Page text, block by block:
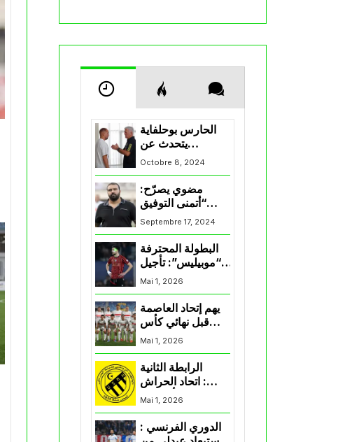
الحارس بوحلفاية
يتحدث عن
طموحاته مع
المنتخب و شباب
قسنطينة
Octobre 8, 2024
مضوي يصرّح:
“أتمنى التوفيق
لممثلي الكرة
الجزائرية في
Septembre 17, 2024
البطولة المحترفة
“موبيليس”: تأجيل
مباراة إتحاد
العاصمة وأتلتيك
بارادو
Mai 1, 2026
يهم إتحاد العاصمة
قبل نهائي كأس
اكاف : الزمالك
يسقط بثلاثية أمام
Mai 1, 2026
الرابطة الثانية
: اتحاد الحراش
يحسم التأهل إلى
“البلاي أوف”
Mai 1, 2026
الدوري الفرنسي :